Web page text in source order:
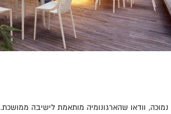
וודאו שהארגונומיה מותאמת לישיבה ממושכת.